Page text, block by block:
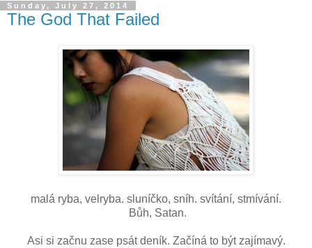
Sunday, July 27, 2014
The God That Failed
malá ryba, velryba. sluníčko, sníh. svítání, stmívání.
Bůh, Satan.
Asi si začnu zase psát deník. Začíná to být zajímavý.